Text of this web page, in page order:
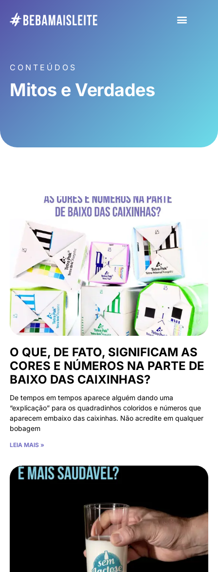
CONTEÚDOS
Mitos e Verdades
O QUE, DE FATO, SIGNIFICAM AS
CORES E NÚMEROS NA PARTE DE
BAIXO DAS CAIXINHAS?
De tempos em tempos aparece alguém dando uma
“explicação” para os quadradinhos coloridos e números que
aparecem embaixo das caixinhas. Não acredite em qualquer
bobagem
LEIA MAIS »